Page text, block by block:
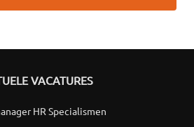
VACATURES
HR Specialismen